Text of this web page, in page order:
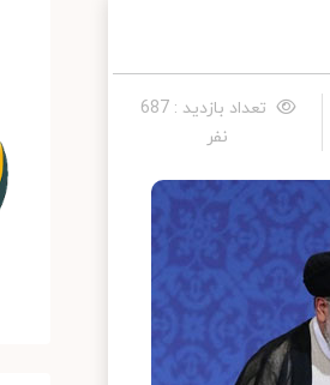
تعداد بازدید : 687
نفر